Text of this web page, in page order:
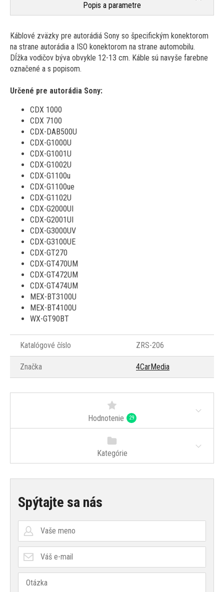
Popis a parametre
​​​​​​Káblové zväzky pre autorádiá Sony so špecifickým konektorom
na strane autorádia a ISO konektorom na strane automobilu.
Dĺžka vodičov býva obvykle 12-13 cm. Káble sú navyše farebne
označené a s popisom.
Určené pre autorádia Sony:
CDX 1000
CDX 7100
CDX-DAB500U
CDX-G1000U
CDX-G1001U
CDX-G1002U
CDX-G1100u
CDX-G1100ue
CDX-G1102U
CDX-G2000UI
CDX-G2001UI
CDX-G3000UV
CDX-G3100UE
CDX-GT270
CDX-GT470UM
CDX-GT472UM
CDX-GT474UM
MEX-BT3100U
MEX-BT4100U
WX-GT90BT
Katalógové číslo ZRS-206
Značka 4CarMedia
Hodnotenie 29
Kategórie
Spýtajte sa nás